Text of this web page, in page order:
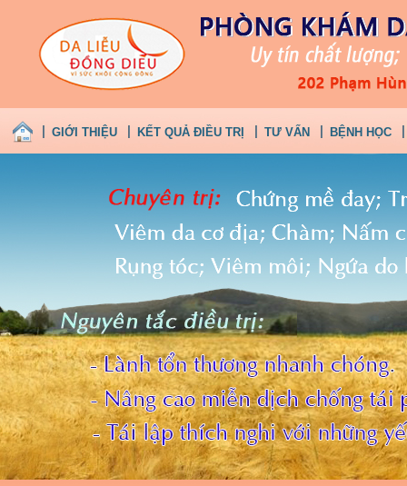
GIỚI THIỆU KẾT QUẢ ĐIỀU TRỊ TƯ VẤN BỆNH HỌC